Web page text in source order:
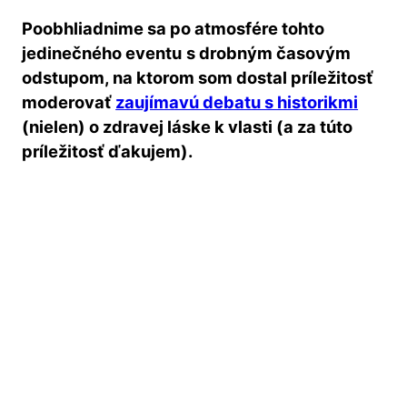
Poobhliadnime sa po atmosfére tohto
jedinečného eventu s drobným časovým
odstupom, na ktorom som dostal príležitosť
moderovať zaujímavú debatu s historikmi
(nielen) o zdravej láske k vlasti (a za túto
príležitosť ďakujem).